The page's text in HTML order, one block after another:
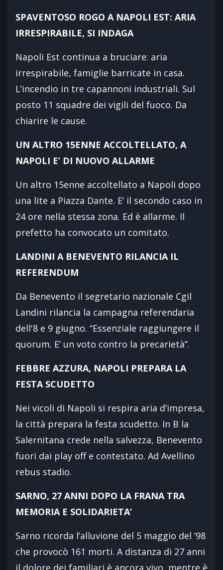
SPAVENTOSO ROGO A NAPOLI EST: ARIA
IRRESPIRABILE, SI INDAGA
Napoli Est continua a bruciare: aria
irrespirabile, famiglie barricate in casa.
L’incendio in tre capannoni industriali. Sul
posto 11 squadre dei vigili del fuoco. Da
chiarire le cause.
UN ALTRO 15ENNE ACCOLTELLATO, A
NAPOLI E’ DI NUOVO ALLARME
Un altro 15enne accoltellato a Napoli dopo
una lite a Piazza Dante. E’ il secondo caso in
24 ore nella stessa zona. Ed è allarme. Il
prefetto ha convocato un comitato.
LANDINI A BENEVENTO RILANCIA IL
REFERENDUM
Da Benevento il segretario nazionale Cgil
Landini rilancia la campagna referendaria
dell'8 e 9 giugno. “Essenziale raggiungere il
quorum. E’ un voto contro la precarietà”.
FEBBRE AZZURA, NAPOLI PREPARA LA
FESTA SCUDETTO
Nei vicoli di Napoli si respira aria d’impresa,
la città prepara la festa scudetto. In B la
Salernitana crede nella salvezza, Benevento
fuori dai play off e contestato. Ad Avellino
rebus stadio.
SARNO, 27 ANNI DOPO LA FRANA TRA
MEMORIA E SOLIDARIETA’
Sarno ricorda l’alluvione del 5 maggio del ‘98
che provocò 161 morti. A distanza di 27 anni
il dolore dei familiari è ancora vivo, mentre è